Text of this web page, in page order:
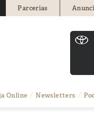
Parcerias
Online Newsletters